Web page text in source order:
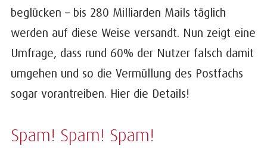
beglücken – bis 280 Milliarden Mails täglich
werden auf diese Weise versandt. Nun zeigt eine
Umfrage, dass rund 60% der Nutzer falsch damit
umgehen und so die Vermüllung des Postfachs
sogar vorantreiben. Hier die Details!
Spam! Spam! Spam!